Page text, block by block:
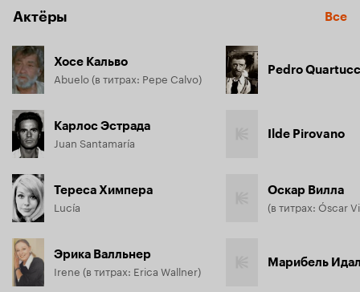
Актёры Все
Хосе Кальво
Abuelo (в титрах: Pepe Calvo)
Карлос Эстрада
Juan Santamaría
Тереса Химпера
Lucía
Эрика Валльнер
Irene (в титрах: Erica Wallner)
Pedro
Ilde Pirovano
Оскар Вилла
(в титрах: Óscar
Марибель